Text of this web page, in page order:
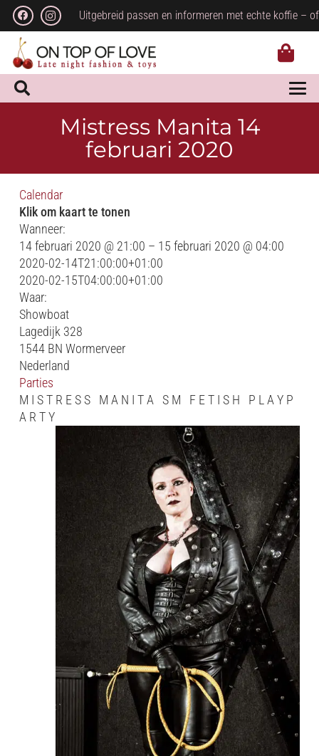
Uitgebreid passen en informeren met echte koffie –
Mistress Manita 14
februari 2020
Calendar
Klik om kaart te tonen
Wanneer:
14 februari 2020 @ 21:00 – 15 februari 2020 @ 04:00
2020-02-14T21:00:00+01:00
2020-02-15T04:00:00+01:00
Waar:
Showboat
Lagedijk 328
1544 BN Wormerveer
Nederland
Parties
M I S T R E S S M A N I T A S M F E T I S H P L A Y P
A R T Y